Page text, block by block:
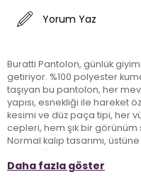
Yorum Yaz
Buratti Pantolon, günlük
getiriyor. %100 polyester
taşıyan bu pantolon, her
yapısı, esnekliği ile hareket
kesimi ve düz paça tipi, her
cepleri, hem şık bir görünüm
Normal kalıp tasarımı,
bir fit sağlıyor. Günlük
hem şık hem de kullanışlı
Daha fazla göster